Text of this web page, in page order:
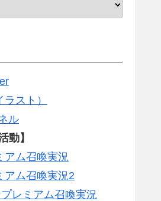
スト）
ル
動】
アム召喚実況
アム召喚実況2
レミアム召喚実況